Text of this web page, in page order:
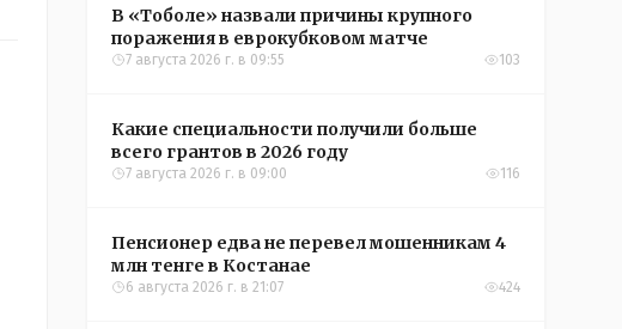
В «Тоболе» назвали причины крупного
поражения в еврокубковом матче
7 августа 2026 г. в 09:55 103
Какие специальности получили больше
всего грантов в 2026 году
7 августа 2026 г. в 09:00 116
Пенсионер едва не перевел мошенникам 4
млн тенге в Костанае
6 августа 2026 г. в 21:07 424